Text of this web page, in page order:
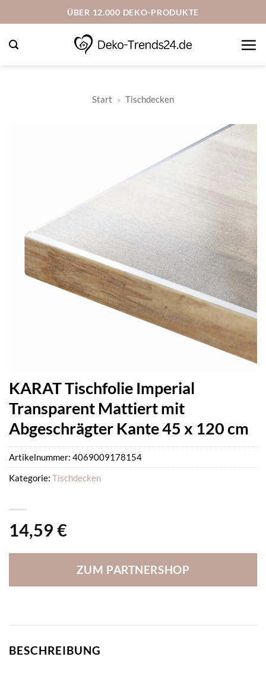
Inhalt
springen
ÜBER 12.000 DEKO-PRODUKTE
Start » Tischdecken
KARAT Tischfolie Imperial
Transparent Mattiert mit
Abgeschrägter Kante 45 x 120 cm
14,59 €
ZUM PARTNERSHOP
Artikelnummer: 4069009178154
Kategorie: Tischdecken
BESCHREIBUNG